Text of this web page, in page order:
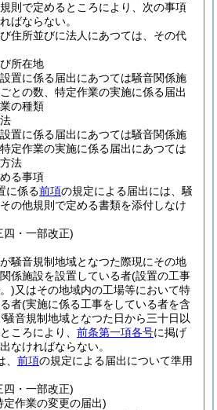
則で定めるところにより、次の事項
ばならない。
住所並びに法人にあつては、その代
所在地
置に係る届出にあつては騒音関係施
との数、特定作業の実施に係る届出
の種類
置に係る届出にあつては騒音関係施
定作業の実施に係る届出にあつては
法
る事項
に係る前項の規定による届出には、騒
の他規則で定める書類を添付しなけ
四・一部改正)
騒音規制地域となつた際現にその地
係施設を設置している者(設置の工事
)又はその地域内の工場等において特
者(実施に係る工事をしている者を含
騒音規制地域となつた日から三十日以
ころにより、 前条第一項各号に掲げ
なければならない。
前項の規定による届出について準用
四・一部改正)
作業の変更の届出)